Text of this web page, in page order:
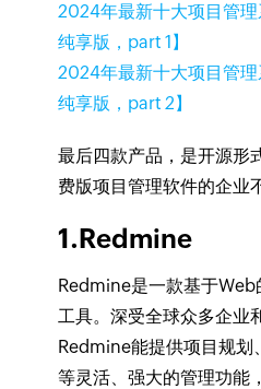
2024年最新十大项目管
纯享版，part 1】
2024年最新十大项目管
纯享版，part 2】
最后四款产品，是开源形
费版项目管理软件的企业
1.Redmine
Redmine是一款基于
工具。深受全球众多企业
Redmine能提供项目规划
等灵活、强大的管理功能